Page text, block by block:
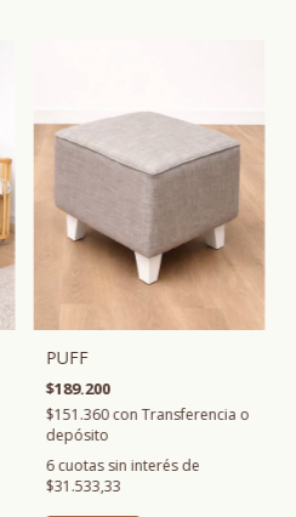
PUFF
$189.200
$151.360con Transferencia o
depósito
6 cuotas sin interés de
$31.533,33